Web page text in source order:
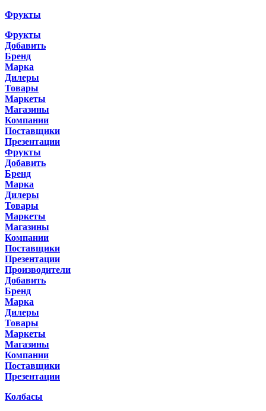
Фрукты
Фрукты
Добавить
Бренд
Марка
Дилеры
Товары
Маркеты
Магазины
Компании
Поставщики
Презентации
Фрукты
Добавить
Бренд
Марка
Дилеры
Товары
Маркеты
Магазины
Компании
Поставщики
Презентации
Производители
Добавить
Бренд
Марка
Дилеры
Товары
Маркеты
Магазины
Компании
Поставщики
Презентации
Колбасы